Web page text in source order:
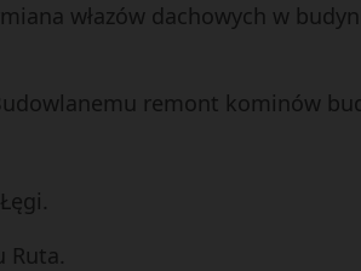
włazów dachowych w
remont kominów
Ruta.